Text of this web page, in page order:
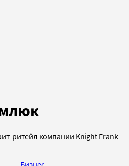
ритейл компании Knight Frank
Бизнес